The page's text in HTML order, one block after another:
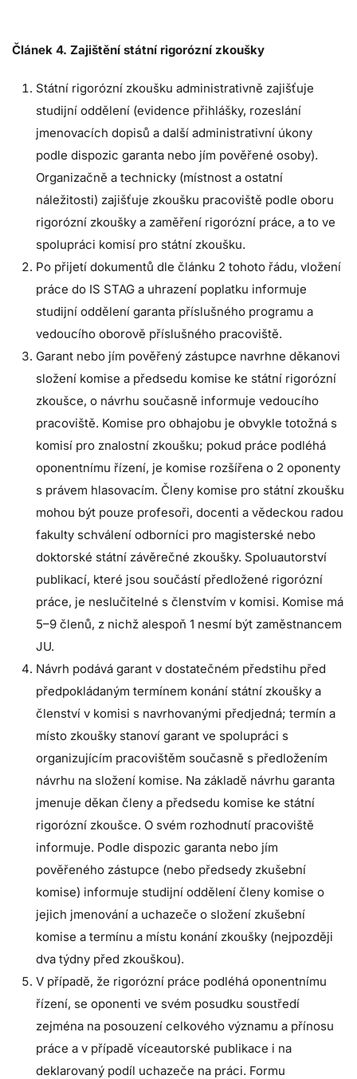
Článek 4. Zajištění státní rigorózní zkoušky
Státní rigorózní zkoušku administrativně zajišťuje
studijní oddělení (evidence přihlášky, rozeslání
jmenovacích dopisů a další administrativní úkony
podle dispozic garanta nebo jím pověřené osoby).
Organizačně a technicky (místnost a ostatní
náležitosti) zajišťuje zkoušku pracoviště podle oboru
rigorózní zkoušky a zaměření rigorózní práce, a to ve
spolupráci komisí pro státní zkoušku.
Po přijetí dokumentů dle článku 2 tohoto řádu, vložení
práce do IS STAG a uhrazení poplatku informuje
studijní oddělení garanta příslušného programu a
vedoucího oborově příslušného pracoviště.
Garant nebo jím pověřený zástupce navrhne děkanovi
složení komise a předsedu komise ke státní rigorózní
zkoušce, o návrhu současně informuje vedoucího
pracoviště. Komise pro obhajobu je obvykle totožná s
komisí pro znalostní zkoušku; pokud práce podléhá
oponentnímu řízení, je komise rozšířena o 2 oponenty
s právem hlasovacím. Členy komise pro státní zkoušku
mohou být pouze profesoři, docenti a vědeckou radou
fakulty schválení odborníci pro magisterské nebo
doktorské státní závěrečné zkoušky. Spoluautorství
publikací, které jsou součástí předložené rigorózní
práce, je neslučitelné s členstvím v komisi. Komise má
5–9 členů, z nichž alespoň 1 nesmí být zaměstnancem
JU.
Návrh podává garant v dostatečném předstihu před
předpokládaným termínem konání státní zkoušky a
členství v komisi s navrhovanými předjedná; termín a
místo zkoušky stanoví garant ve spolupráci s
organizujícím pracovištěm současně s předložením
návrhu na složení komise. Na základě návrhu garanta
jmenuje děkan členy a předsedu komise ke státní
rigorózní zkoušce. O svém rozhodnutí pracoviště
informuje. Podle dispozic garanta nebo jím
pověřeného zástupce (nebo předsedy zkušební
komise) informuje studijní oddělení členy komise o
jejich jmenování a uchazeče o složení zkušební
komise a termínu a místu konání zkoušky (nejpozději
dva týdny před zkouškou).
V případě, že rigorózní práce podléhá oponentnímu
řízení, se oponenti ve svém posudku soustředí
zejména na posouzení celkového významu a přínosu
práce a v případě víceautorské publikace i na
deklarovaný podíl uchazeče na práci. Formu